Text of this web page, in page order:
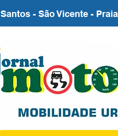
Santos - São Vicente -